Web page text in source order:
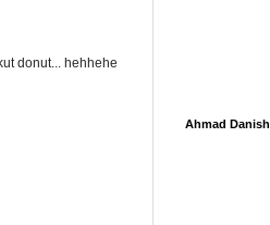
donut... hehhehe
Ahmad Danish